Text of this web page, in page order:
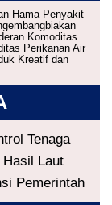
Hama Penyakit
Komoditas
Perikanan Air
Kreatif dan
Tenaga
Laut
Pemerintah